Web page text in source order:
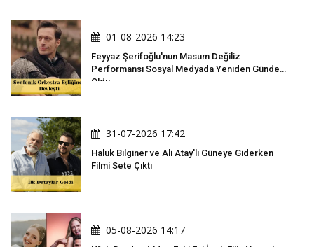
01-08-2026 14:23
Feyyaz Şerifoğlu'nun Masum Değiliz
Performansı Sosyal Medyada Yeniden Gündem
Oldu
31-07-2026 17:42
Haluk Bilginer ve Ali Atay'lı Güneye Giderken
Filmi Sete Çıktı
05-08-2026 14:17